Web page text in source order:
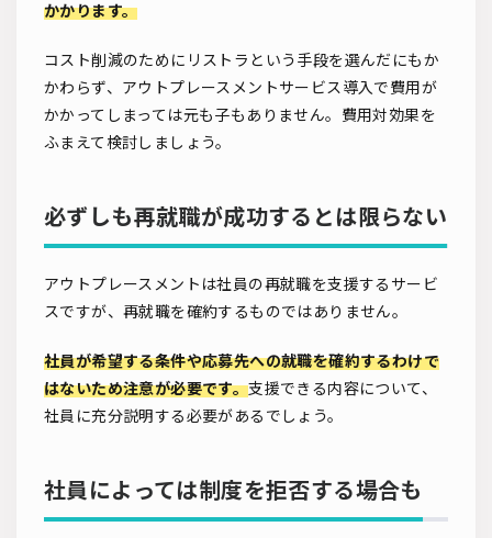
かかります。
コスト削減のためにリストラという手段を選んだにもか
かわらず、アウトプレースメントサービス導入で費用が
かかってしまっては元も子もありません。費用対効果を
ふまえて検討しましょう。
必ずしも再就職が成功するとは限らない
アウトプレースメントは社員の再就職を支援するサービ
スですが、再就職を確約するものではありません。
社員が希望する条件や応募先への就職を確約するわけで
はないため注意が必要です。支援できる内容について、
社員に充分説明する必要があるでしょう。
社員によっては制度を拒否する場合も